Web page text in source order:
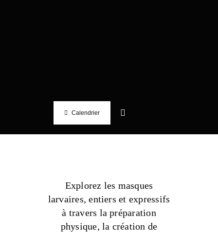
Calendrier
Explorez les masques
larvaires, entiers et expressifs
à travers la préparation
physique, la création de